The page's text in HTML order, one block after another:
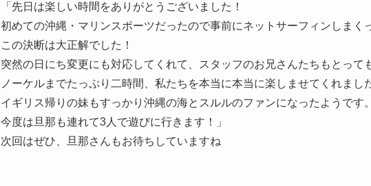
「先日は楽しい時間をありがとうございました！
初めての沖縄・マリンスポーツだったので事前にネットサーフィンしまく
この決断は大正解でした！
突然の日にち変更にも対応してくれて、スタッフのお兄さんたちもとって
ノーケルまでたっぷり二時間、私たちを本当に本当に楽しませてくれまし
イギリス帰りの妹もすっかり沖縄の海とスルルのファンになったようです。
今度は旦那も連れて3人で遊びに行きます！」
次回はぜひ、旦那さんもお待ちしていますね